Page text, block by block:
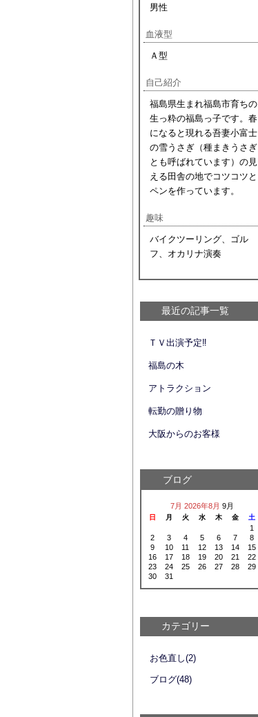
男性
血液型
Ａ型
自己紹介
福島県生まれ福島市育ちの
生っ粋の福島っ子です。春
になると現れる吾妻小富士
の雪うさぎ（種まきうさぎ
とも呼ばれています）の見
える田舎の地でコツコツと
ペンを作っています。
趣味
バイクツーリング、ゴル
フ、オカリナ演奏
最近の記事一覧
ＴＶ出演予定‼
福島の木
アトラクション
転勤の贈り物
大阪からのお客様
ブログ
7月 2026年8月 9月
日 月 火 水 木 金 土
1
2
3 4 5 6 7
8
9
10 11 12 13 14
15
16
17 18 19 20 21
22
23
24 25 26 27 28
29
30
31
カテゴリー
お色直し(2)
ブログ(48)